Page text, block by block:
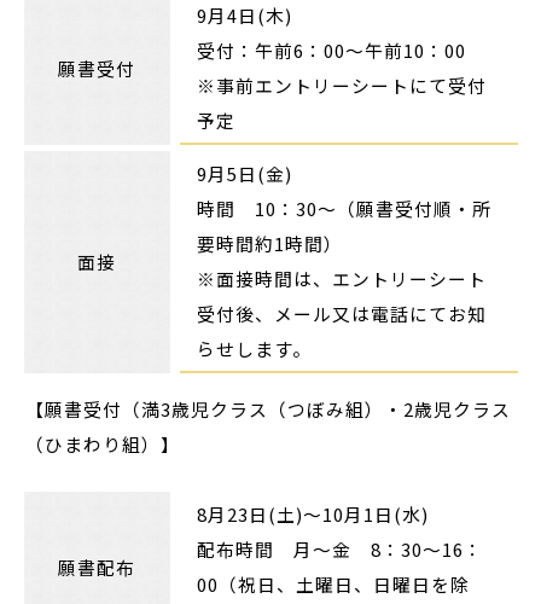
願書受付
9月4日(木)
受付：午前6：00～午前10：00
※事前エントリーシートにて受付
予定
面接
9月5日(金)
時間 10：30～（願書受付順・所
要時間約1時間）
※面接時間は、エントリーシート
受付後、メール又は電話にてお知
らせします。
【願書受付（満3歳児クラス（つぼみ組）・2歳児クラス
（ひまわり組）】
願書配布
8月23日(土)～10月1日(水)
配布時間 月～金 8：30～16：
00（祝日、土曜日、日曜日を除